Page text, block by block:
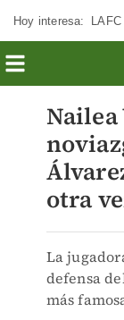
Hoy interesa:
otra
La
defensa
más